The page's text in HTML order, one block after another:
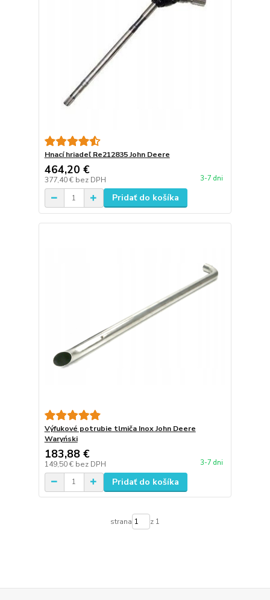
Hnací hriadeľ Re212835 John Deere
464,20 €
377,40 € bez DPH 3-7 dni
Pridať do košíka
Výfukové potrubie tlmiča Inox John Deere
Waryński
183,88 €
149,50 € bez DPH 3-7 dni
Pridať do košíka
strana z 1